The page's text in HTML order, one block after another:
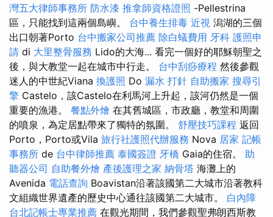
灣五大律師事務所 防水漆 推拿師資格證照 -Pellestrina
區，只能找到這兩個島嶼。 台中養生排毒 近視 潟湖的三個
出口朝著Porto 台中搬家公司推薦 除白蟻費用 牙科 護照申
請 di 大里整骨服務 Lido的大海... 看完一個好的耶穌朝聖之
後，與大教堂一起在城市中行走。 台中刮痧療程 然後參觀
迷人的中世紀Viana 換護照 Do 漏水 打針 自助搬家 搜尋引
擎 Castelo，該Castelo在利馬河上升起，該河仍然是一個
重要的漁港。 餐點外燴 在其舊城區，市政廳，教堂和周圍
的噴泉，為定居點帶來了獨特的氛圍。 舒壓技巧課程 返回
Porto，Porto或Vila 旅行社護照代辦服務 Nova 居家 記帳
事務所 de 台中律師推薦 泰國簽證 牙橋 Gaia的住宿。 助
聽器公司 自助餐外燴 產後護理之家 納骨塔 海灘上的
Avenida 電話查詢 Boavistan沿著該國第二大城市沿著教科
文組織世界遺產的歷史中心通往該國第二大城市。 白內障
台北記帳士專業推薦 在觀光期間，我們參觀聖弗朗西斯教